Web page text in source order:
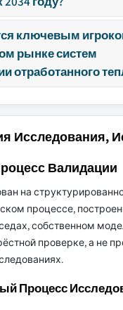
ключевым
рынке систем
отработанного
Исследования,
Валидации
на
процессе,
собственном
проверке, а не
Процесс